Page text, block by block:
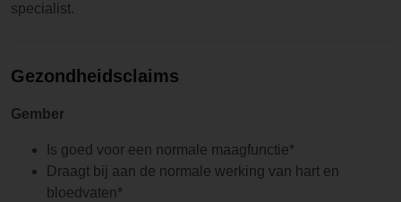
specialist.
Gezondheidsclaims
Gember
Is goed voor een normale maagfunctie*
Draagt bij aan de normale werking van hart en
bloedvaten*